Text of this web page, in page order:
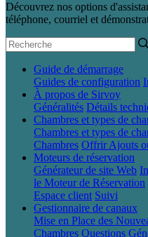
Découvrez nos options
téléphone, courriel et
Guide de démarrage
Guides de configuration
À propos de Sirvoy
Généralités Détails
Chambres et types de
Chambres et types de
Chambres Offrir Ajouts
Moteurs de réservation
Générateur de site Web
le Moteur de Réservation
Espace client Suivi
Gestionnaire de canaux
Mise en Place des
Chambres Questions